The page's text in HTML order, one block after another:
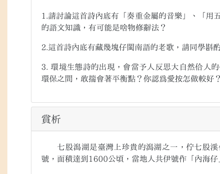
1.請討論這首詩內底有「奏重金屬的音樂」、「用
的語文知識，有可能是啥物修辭法？
2.這首詩內底有藏幾塊仔閩南語的老歌，請同學斟
3. 環境生態詩的出現，會當予人反思大自然佮人
環保之間，敢揣會著平衡點？你認為愛按怎做較好
賞析
七股潟湖是臺灣上珍貴的潟湖之一，佇七股溪
號，面積達到 1600公頃，當地人共伊號作「內海仔